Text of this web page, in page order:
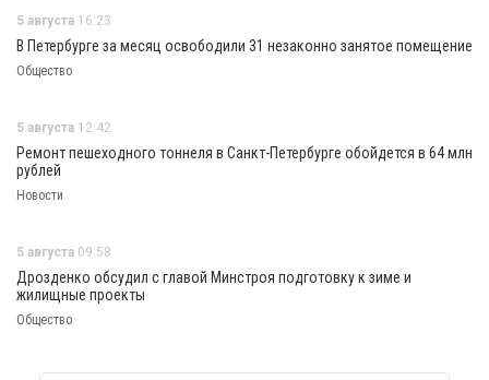
5 августа 16:23
В Петербурге за месяц освободили 31 незаконно занятое помещение
Общество
5 августа 12:42
Ремонт пешеходного тоннеля в Санкт-Петербурге обойдется в 64 млн
рублей
Новости
5 августа 09:58
Дрозденко обсудил с главой Минстроя подготовку к зиме и
жилищные проекты
Общество